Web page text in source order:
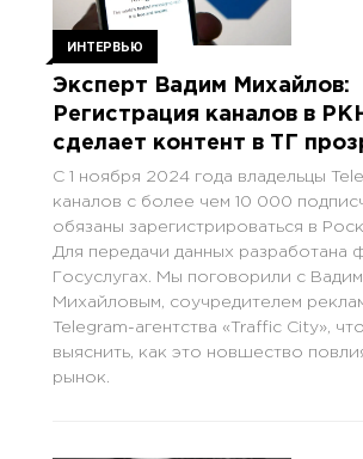
ИНТЕРВЬЮ
Эксперт Вадим Михайлов:
Регистрация каналов в
сделает контент в ТГ
С 1 ноября 2024 года владельцы
каналов с более чем 10 000
обязаны зарегистрироваться в
Для передачи данных разработана
Госуслугах. Мы поговорили с
Михайловым, соучредителем
Telegram-агентства «Traffic City»,
выяснить, как это новшество
рынок.